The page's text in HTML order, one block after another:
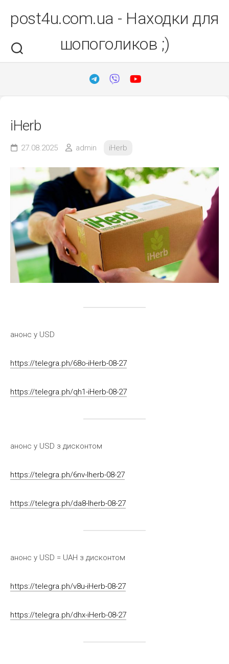
вмістуpost4u.com.ua - Находки для
шопоголиков ;)
iHerb
27.08.2025 admin iHerb
анонс у USD
https://telegra.ph/68o-iHerb-08-27
https://telegra.ph/qh1-iHerb-08-27
анонс у USD з дисконтом
https://telegra.ph/6nv-Iherb-08-27
https://telegra.ph/da8-Iherb-08-27
анонс у USD = UAH з дисконтом
https://telegra.ph/v8u-iHerb-08-27
https://telegra.ph/dhx-iHerb-08-27